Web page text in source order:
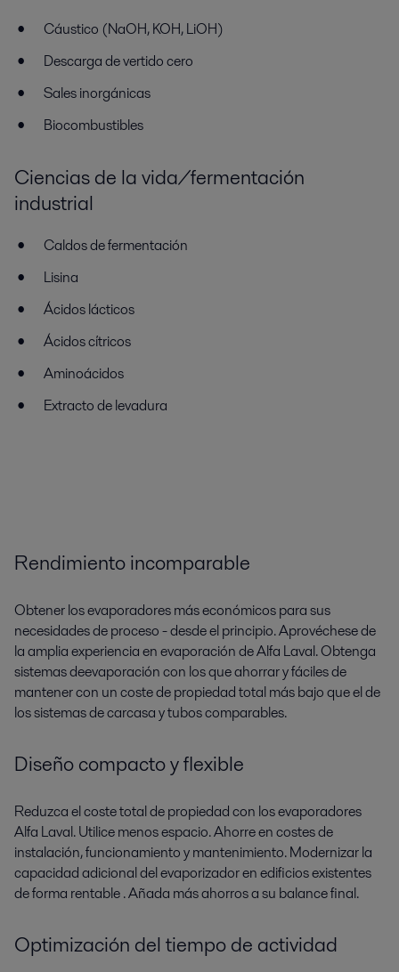
Cáustico (NaOH, KOH, LiOH)
Descarga de vertido cero
Sales inorgánicas
Biocombustibles
Ciencias de la vida/fermentación
industrial
Caldos de fermentación
Lisina
Ácidos lácticos
Ácidos cítricos
Aminoácidos
Extracto de levadura
Rendimiento incomparable
Obtenerlos evaporadoresmáseconómicospara sus
necesidades de proceso- desde el principio.Aprovéchese de
la amplia experiencia en evaporación deAlfa Laval.Obtenga
sistemasdeevaporacióncon los que ahorrar y fáciles de
mantenercon un coste de propiedadtotalmás bajoque el de
los sistemas de carcasa y tubos comparables.
Diseño compacto y flexible
Reduzca el coste total de propiedad con los evaporadores
Alfa Laval. Utilice menos espacio. Ahorre en costes de
instalación, funcionamiento y mantenimiento. Modernizarla
capacidadadicionaldel evaporizador en edificios existentes
de forma rentable.Añada más ahorros a su balance final.
Optimización del tiempo de actividad